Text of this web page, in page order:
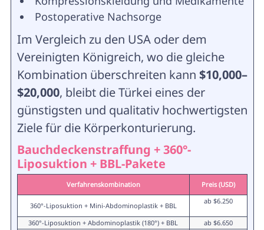
Postoperative Nachsorge
Im Vergleich zu den USA oder dem
Vereinigten Königreich, wo die gleiche
Kombination überschreiten kann $10,000–
$20,000, bleibt die Türkei eines der
günstigsten und qualitativ hochwertigsten
Ziele für die Körperkonturierung.
Bauchdeckenstraffung + 360°-
Liposuktion + BBL-Pakete
Verfahrenskombination Preis (USD)
360°-Liposuktion + Mini-Abdominoplastik + BBL
ab $6.250
360°-Liposuktion + Abdominoplastik (180°) + BBL
ab $6.650